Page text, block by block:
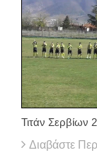
Τιτάν Σερβίων
Διαβάστε